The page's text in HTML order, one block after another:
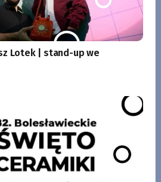
Lotek | stand-up we